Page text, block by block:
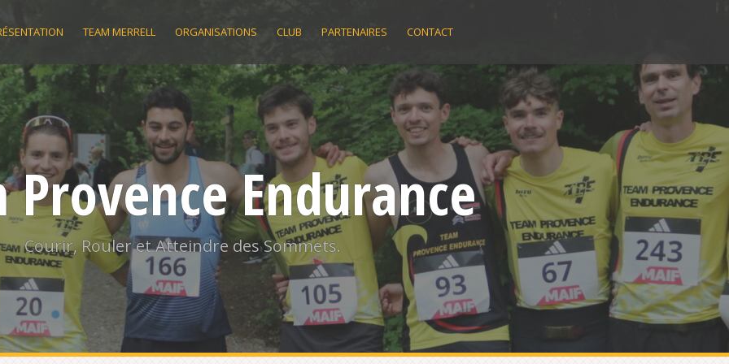
TEAM MERRELL ORGANISATIONS CLUB PARTENAIRES CONTACT
Provence Endurance
Courir, Rouler et Atteindre des Sommets.